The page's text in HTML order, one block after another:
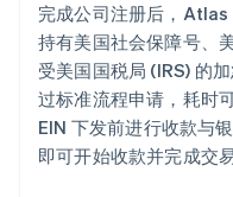
完成公司注册后，Atlas
持有美国社会保障号、
受美国国税局 (IRS) 的
过标准流程申请，耗时
EIN 下发前进行收款与
即可开始收款并完成交易